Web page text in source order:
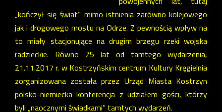
„kończył się świat” mimo istnienia zarówno kolejowego
jak i drogowego mostu na Odrze. Z pewnością wpływ na
to miały stacjonujące na drugim brzegu rzeki wojska
radzieckie. Równo 25 lat od tamtego wydarzenia,
21.11.2017 r. w Kostrzyńskim centrum Kultury Kręgielnia
zorganizowana została przez Urząd Miasta Kostrzyn
polsko-niemiecka konferencja z udziałem gości, którzy
byli „naocznymi świadkami” tamtych wydarzeń.